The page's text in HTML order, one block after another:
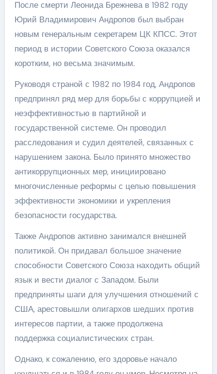
После смерти Леонида Брежнева в 1982 году
Юрий Владимирович Андропов был выбран
новым генеральным секретарем ЦК КПСС. Этот
период в истории Советского Союза оказался
коротким, но весьма значимым.
Руководя страной с 1982 по 1984 год, Андропов
предпринял ряд мер для борьбы с коррупцией и
неэффективностью в партийной и
государственной системе. Он проводил
расследования и судил деятелей, связанных с
нарушением закона. Было принято множество
антикоррупционных мер, инициировано
многочисленные реформы с целью повышения
эффективности экономики и укрепления
безопасности государства.
Также Андропов активно занимался внешней
политикой. Он придавал большое значение
способности Советского Союза находить общий
язык и вести диалог с Западом. Были
предприняты шаги для улучшения отношений с
США, арестовышли олигархов шедших против
интересов партии, а также продолжена
поддержка социалистических стран.
Однако, к сожалению, его здоровье начало